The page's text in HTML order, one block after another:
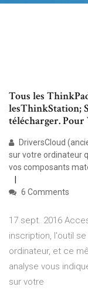
Tous les
lesThinkStation;
télécharger.
DriversCloud
sur votre ordinateur
vos composants
6 Comments
17 sept. 2016
inscription, l'outil
ordinateur, et ce
analyse vous
sur votre